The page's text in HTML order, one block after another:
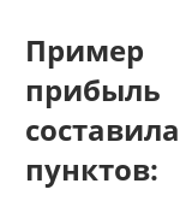
Пример
пунктов: